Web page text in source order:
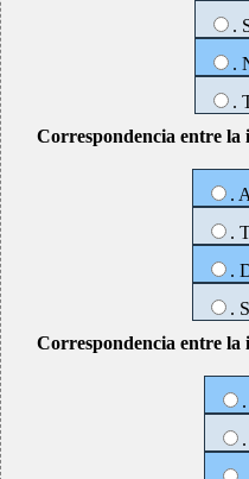
.
.
.
Correspondencia entre la
.
.
.
.
Correspondencia entre